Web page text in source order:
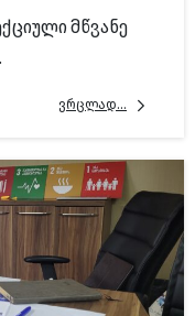
მწვანე
ვრცლად...